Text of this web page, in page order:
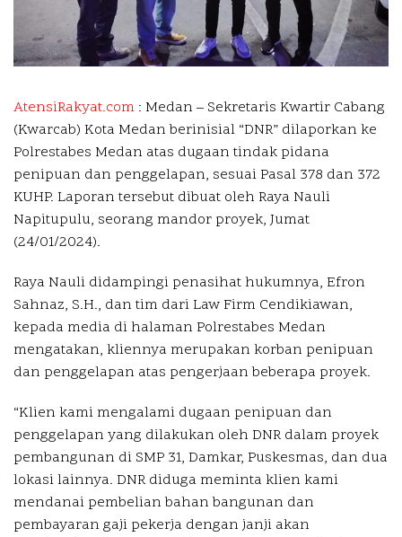
AtensiRakyat.com : Medan – Sekretaris Kwartir Cabang
(Kwarcab) Kota Medan berinisial “DNR” dilaporkan ke
Polrestabes Medan atas dugaan tindak pidana
penipuan dan penggelapan, sesuai Pasal 378 dan 372
KUHP. Laporan tersebut dibuat oleh Raya Nauli
Napitupulu, seorang mandor proyek, Jumat
(24/01/2024).
Raya Nauli didampingi penasihat hukumnya, Efron
Sahnaz, S.H., dan tim dari Law Firm Cendikiawan,
kepada media di halaman Polrestabes Medan
mengatakan, kliennya merupakan korban penipuan
dan penggelapan atas pengerjaan beberapa proyek.
“Klien kami mengalami dugaan penipuan dan
penggelapan yang dilakukan oleh DNR dalam proyek
pembangunan di SMP 31, Damkar, Puskesmas, dan dua
lokasi lainnya. DNR diduga meminta klien kami
mendanai pembelian bahan bangunan dan
pembayaran gaji pekerja dengan janji akan